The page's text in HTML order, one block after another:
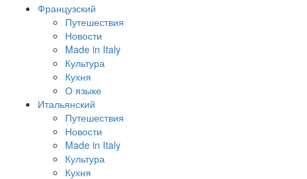
Французский
Путешествия
Новости
Made in Italy
Культура
Кухня
О языке
Итальянский
Путешествия
Новости
Made in Italy
Культура
Кухня